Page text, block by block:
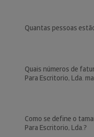
Quantas pessoas
Quais números de
Para Escritorio, Lda.
Como se define o
Para Escritorio, Lda.?